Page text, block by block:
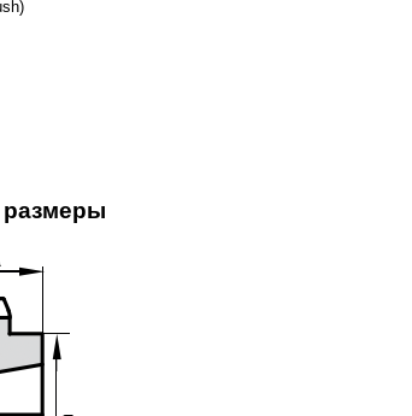
размеры